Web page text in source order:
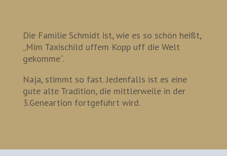
Die Familie Schmidt ist, wie es so schön heißt,
„Mim Taxischild uffem Kopp uff die Welt
gekomme“.
Naja, stimmt so fast. Jedenfalls ist es eine
gute alte Tradition, die mittlerweile in der
3.Geneartion fortgeführt wird.